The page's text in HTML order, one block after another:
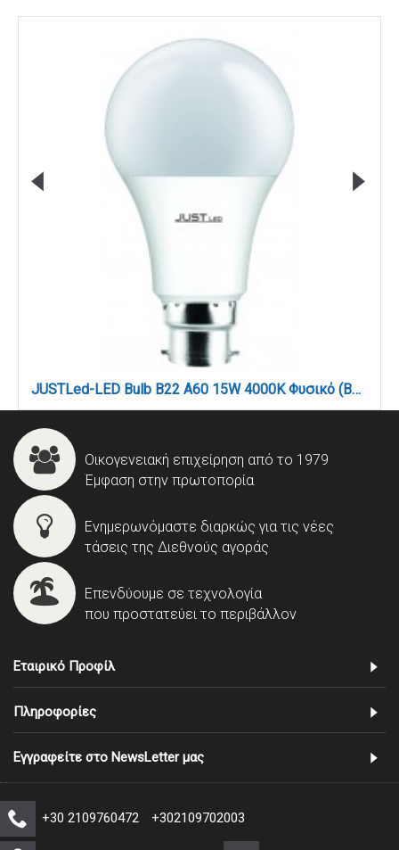
JUSTLed-LED Bulb B22 A60 15W 4000K Φυσικό (B226015012)
Οικογενειακή επιχείρηση από το 1979
Έμφαση στην πρωτοπορία
Ενημερωνόμαστε διαρκώς για τις νέες
τάσεις της Διεθνούς αγοράς
Επενδύουμε σε τεχνολογία
που προστατεύει το περιβάλλον
Εταιρικό Προφίλ
Πληροφορίες
Εγγραφείτε στο NewsLetter μας
+30 2109760472 +302109702003